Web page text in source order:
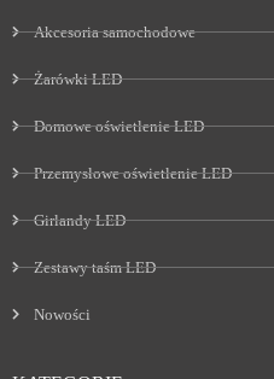
Akcesoria samochodowe
Żarówki LED
Domowe oświetlenie LED
Przemysłowe oświetlenie LED
Girlandy LED
Zestawy taśm LED
Nowości